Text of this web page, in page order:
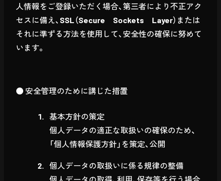
人情報をご登録いただく場合、第三者により不正アク
セスに備え、SSL（Secure Sockets Layer）または
それに準ずる方法を使用して、安全性の確保に努めて
います。
● 安全管理のために講じた措置
基本方針の策定
個人データの適正な取扱いの確保のため、
「個人情報保護方針」を策定、公開
個人データの取扱いに係る規律の整備